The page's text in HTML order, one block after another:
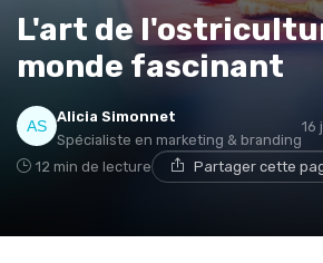
L'art de
monde fascinant
Alicia Simonnet
Spécialiste en marketing & branding
16
12 min de lecture Partager cette